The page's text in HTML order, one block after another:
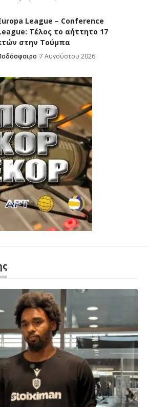
League – Conference
Τέλος το αήττητο 17
στην Τούμπα
7 Αυγούστου 2026